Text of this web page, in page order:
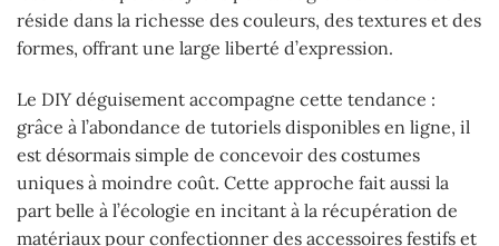
réside dans la richesse des couleurs, des textures et des
formes, offrant une large liberté d’expression.
Le DIY déguisement accompagne cette tendance :
grâce à l’abondance de tutoriels disponibles en ligne, il
est désormais simple de concevoir des costumes
uniques à moindre coût. Cette approche fait aussi la
part belle à l’écologie en incitant à la récupération de
matériaux pour confectionner des accessoires festifs et